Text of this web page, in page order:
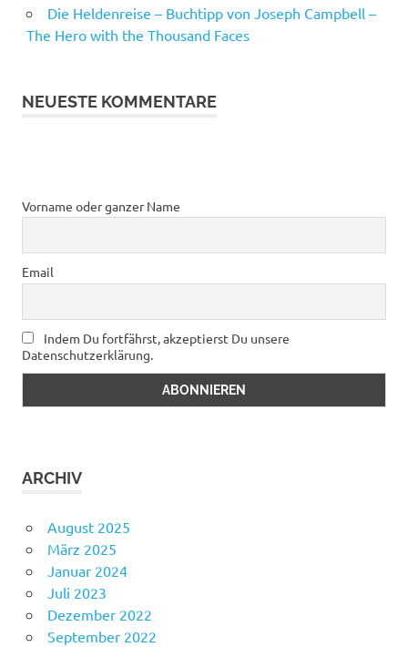
Die Heldenreise – Buchtipp von Joseph Campbell –
The Hero with the Thousand Faces
NEUESTE KOMMENTARE
Vorname oder ganzer Name
Email
Indem Du fortfährst, akzeptierst Du unsere
Datenschutzerklärung.
ARCHIV
August 2025
März 2025
Januar 2024
Juli 2023
Dezember 2022
September 2022